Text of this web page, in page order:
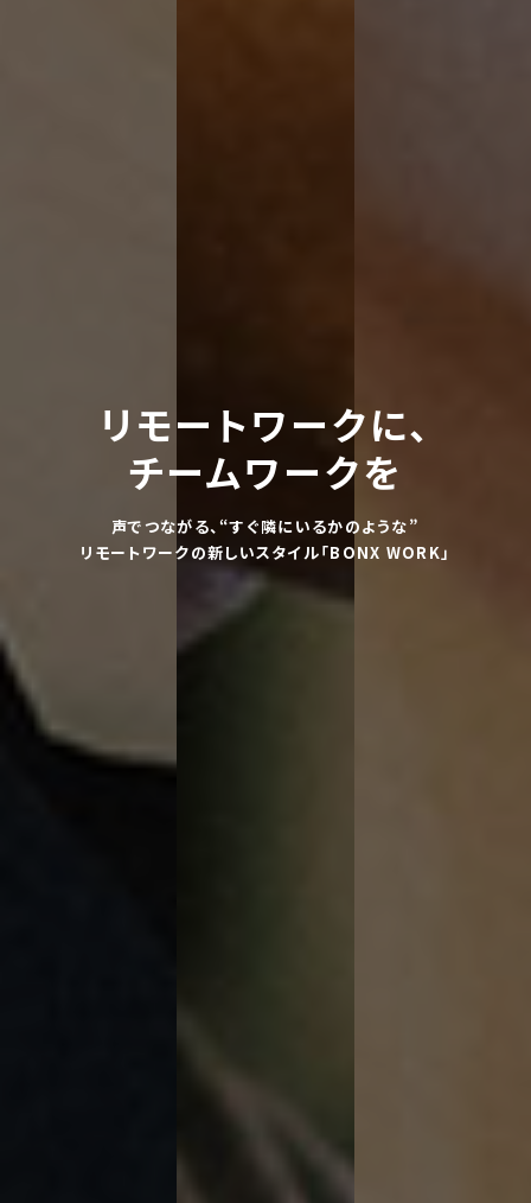
リモートワークに、
チームワークを
声でつながる、“すぐ隣にいるかのような”
リモートワークの新しいスタイル「BONX WORK」